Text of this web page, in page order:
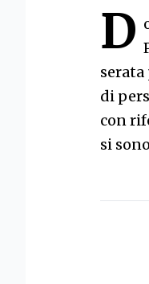
D
serata
di
con
si